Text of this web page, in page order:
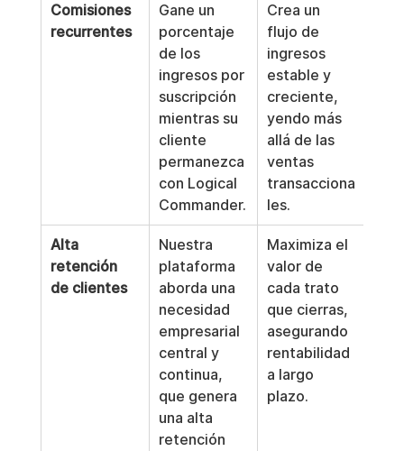
Comisiones
recurrentes
Gane un
porcentaje
de los
ingresos por
suscripción
mientras su
cliente
permanezca
con Logical
Commander.
Crea un
flujo de
ingresos
estable y
creciente,
yendo más
allá de las
ventas
transacciona
les.
Alta
retención
de clientes
Nuestra
plataforma
aborda una
necesidad
empresarial
central y
continua,
que genera
una alta
retención
Maximiza el
valor de
cada trato
que cierras,
asegurando
rentabilidad
a largo
plazo.